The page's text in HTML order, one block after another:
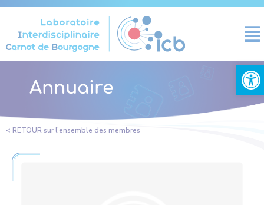
Ouvrir
Annuaire
< RETOUR sur l’ensemble des membres
Panneau de gestion des cookies